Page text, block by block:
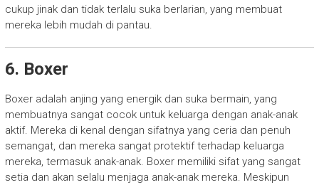
cukup jinak dan tidak terlalu suka berlarian, yang membuat
mereka lebih mudah di pantau.
6. Boxer
Boxer adalah anjing yang energik dan suka bermain, yang
membuatnya sangat cocok untuk keluarga dengan anak-anak
aktif. Mereka di kenal dengan sifatnya yang ceria dan penuh
semangat, dan mereka sangat protektif terhadap keluarga
mereka, termasuk anak-anak. Boxer memiliki sifat yang sangat
setia dan akan selalu menjaga anak-anak mereka. Meskipun